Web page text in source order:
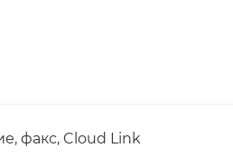
факс, Cloud Link